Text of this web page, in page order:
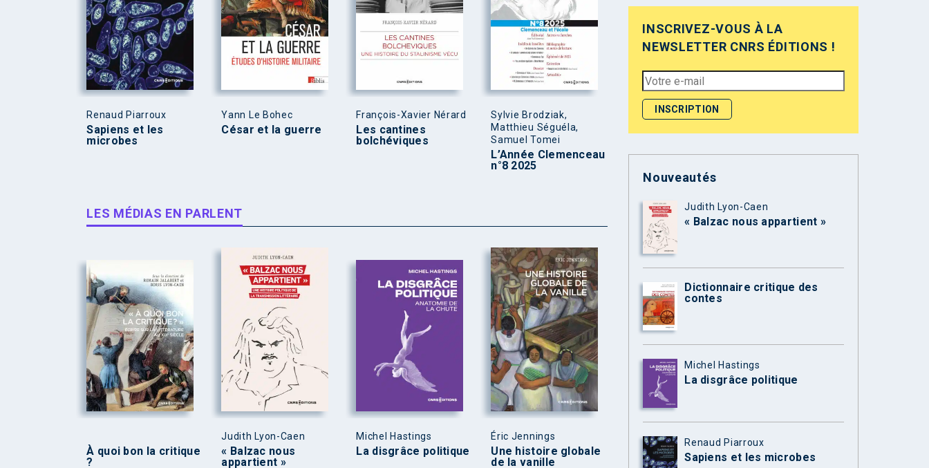
Renaud Piarroux
Sapiens et les
microbes
Yann Le Bohec
César et la guerre
François-Xavier Nérard
Les cantines
bolchéviques
Sylvie Brodziak,
Matthieu Séguéla,
Samuel Tomei
L’Année Clemenceau
n°8 2025
LES MÉDIAS EN PARLENT
À quoi bon la critique
?
Judith Lyon-Caen
« Balzac nous
appartient »
Michel Hastings
La disgrâce politique
Éric Jennings
Une histoire globale
de la vanille
INSCRIVEZ-VOUS À LA
NEWSLETTER CNRS ÉDITIONS !
Nouveautés
Judith Lyon-Caen
« Balzac nous appartient »
Dictionnaire critique des
contes
Michel Hastings
La disgrâce politique
Renaud Piarroux
Sapiens et les microbes